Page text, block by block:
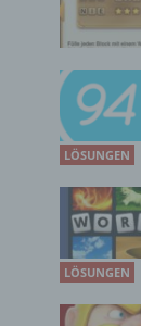
LÖSUNGEN
LÖSUNGEN